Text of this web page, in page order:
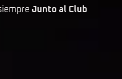
Junto al Club